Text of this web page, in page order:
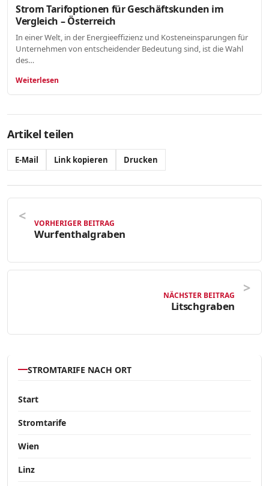
Strom Tarifoptionen für Geschäftskunden im
Vergleich – Österreich
In einer Welt, in der Energieeffizienz und Kosteneinsparungen für
Unternehmen von entscheidender Bedeutung sind, ist die Wahl
des…
Weiterlesen
Artikel teilen
E-Mail Link kopieren Drucken
VORHERIGER BEITRAG
Wurfenthalgraben
NÄCHSTER BEITRAG
Litschgraben
STROMTARIFE NACH ORT
Start
Stromtarife
Wien
Linz